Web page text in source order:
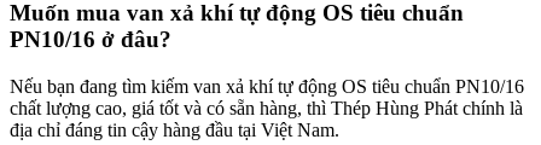
Muốn mua van xả khí tự động OS tiêu chuẩn
PN10/16 ở đâu?
Nếu bạn đang tìm kiếm van xả khí tự động OS tiêu chuẩn PN10/16
chất lượng cao, giá tốt và có sẵn hàng, thì Thép Hùng Phát chính là
địa chỉ đáng tin cậy hàng đầu tại Việt Nam.